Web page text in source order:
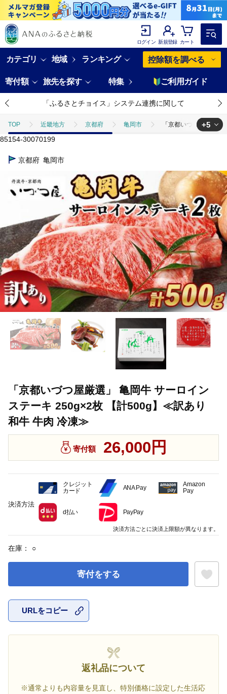
ログイン 新規登録 カート
カテゴリ 地域 ランキング 控除額を調べる
寄付額 旅先を探す 特集 ご利用ガイド
「ふるさとチョイス」システム連携に関して
TOP 近畿地方 京都府 亀岡市 「京都いづつ屋厳選
TOP 肉
TOP 肉
TOP 肉 牛肉 黒毛和牛 「京都いづつ屋厳選」 亀岡
ステーキ(牛肉) 「京都いづつ屋厳選」
TOP 肉 牛肉 ほかの牛肉 「京都いづつ屋厳選」 亀
+5
85154-30070199
京都府 亀岡市
「京都いづつ屋厳選」 亀岡牛 サーロイン
ステーキ 250g×2枚 【計500g】≪訳あり
和牛 牛肉 冷凍≫
寄付額 26,000円
在庫： ○
寄付をする
URLをコピー
返礼品について
※通常よりも内容量を見直し、特別価格に設定した生活応
決済方法
クレジット
カード
ANA Pay
Amazon
Pay
d払い PayPay
決済方法ごとに決済上限額が異なります。